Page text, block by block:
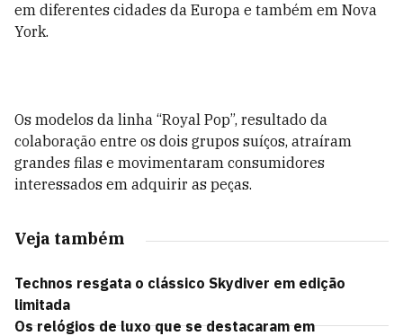
em diferentes cidades da Europa e também em Nova
York.
Os modelos da linha “Royal Pop”, resultado da
colaboração entre os dois grupos suíços, atraíram
grandes filas e movimentaram consumidores
interessados em adquirir as peças.
Veja também
Technos resgata o clássico Skydiver em edição
limitada
Os relógios de luxo que se destacaram em